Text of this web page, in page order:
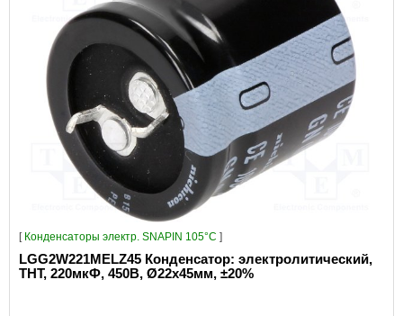
[ Конденсаторы электр. SNAPIN 105°C ]
LGG2W221MELZ45 Конденсатор: электролитический,
THT, 220мкФ, 450В, Ø22x45мм, ±20%